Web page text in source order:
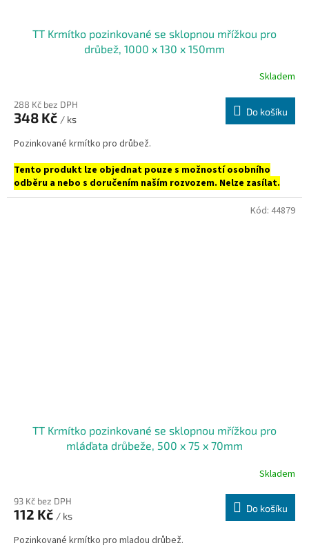
TT Krmítko pozinkované se sklopnou mřížkou pro
drůbež, 1000 x 130 x 150mm
Skladem
288 Kč bez DPH
348 Kč / ks
Do košíku
Pozinkované krmítko pro drůbež.
Tento produkt lze objednat pouze s možností osobního
odběru a nebo s doručením naším rozvozem. Nelze zasílat.
TT Krmítko pozinkované se sklopnou mřížkou pro
mláďata drůbeže, 500 x 75 x 70mm
Skladem
93 Kč bez DPH
112 Kč / ks
Do košíku
Pozinkované krmítko pro mladou drůbež.
Kód: 44879